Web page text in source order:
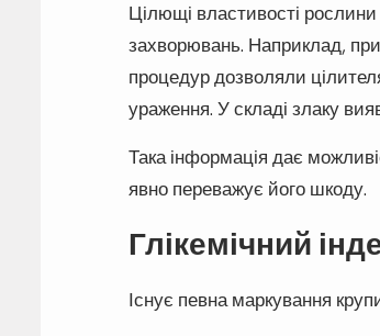
Цілющі властивості
захворювань. Наприклад,
процедур дозволяли
ураження. У складі злаку
Така інформація дає
явно переважує його шкоду.
Глікемічний
Існує певна маркування